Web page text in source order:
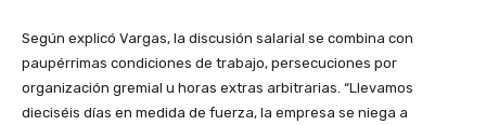
Según explicó Vargas, la discusión salarial se combina con
paupérrimas condiciones de trabajo, persecuciones por
organización gremial u horas extras arbitrarias. “Llevamos
dieciséis días en medida de fuerza, la empresa se niega a